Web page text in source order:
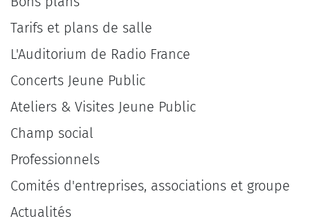
Tarifs et plans de salle
L'Auditorium de Radio France
Concerts Jeune Public
Ateliers & Visites Jeune Public
Champ social
Professionnels
Comités d'entreprises, associations et groupe
Actualités